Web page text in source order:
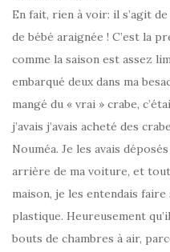
En fait, rien à voir: il s’agit
de bébé araignée ! C’est la
comme la saison est assez
embarqué deux dans ma
mangé du « vrai » crabe,
j’avais j’avais acheté des
Nouméa. Je les avais
arrière de ma voiture, et
maison, je les entendais faire
plastique. Heureusement
bouts de chambres à air,